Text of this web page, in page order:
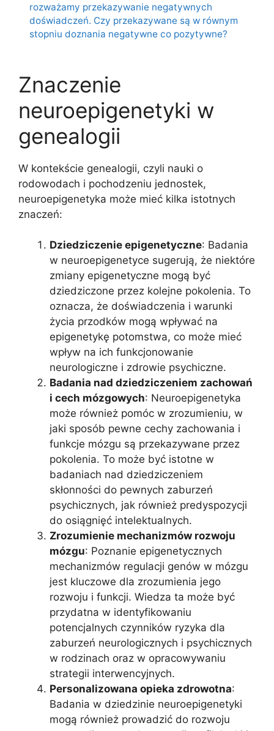
rozważamy przekazywanie negatywnych
doświadczeń. Czy przekazywane są w równym
stopniu doznania negatywne co pozytywne?
Znaczenie
neuroepigenetyki w
genealogii
W kontekście genealogii, czyli nauki o
rodowodach i pochodzeniu jednostek,
neuroepigenetyka może mieć kilka istotnych
znaczeń:
Dziedziczenie epigenetyczne: Badania
w neuroepigenetyce sugerują, że niektóre
zmiany epigenetyczne mogą być
dziedziczone przez kolejne pokolenia. To
oznacza, że doświadczenia i warunki
życia przodków mogą wpływać na
epigenetykę potomstwa, co może mieć
wpływ na ich funkcjonowanie
neurologiczne i zdrowie psychiczne.
Badania nad dziedziczeniem zachowań
i cech mózgowych: Neuroepigenetyka
może również pomóc w zrozumieniu, w
jaki sposób pewne cechy zachowania i
funkcje mózgu są przekazywane przez
pokolenia. To może być istotne w
badaniach nad dziedziczeniem
skłonności do pewnych zaburzeń
psychicznych, jak również predyspozycji
do osiągnięć intelektualnych.
Zrozumienie mechanizmów rozwoju
mózgu: Poznanie epigenetycznych
mechanizmów regulacji genów w mózgu
jest kluczowe dla zrozumienia jego
rozwoju i funkcji. Wiedza ta może być
przydatna w identyfikowaniu
potencjalnych czynników ryzyka dla
zaburzeń neurologicznych i psychicznych
w rodzinach oraz w opracowywaniu
strategii interwencyjnych.
Personalizowana opieka zdrowotna:
Badania w dziedzinie neuroepigenetyki
mogą również prowadzić do rozwoju